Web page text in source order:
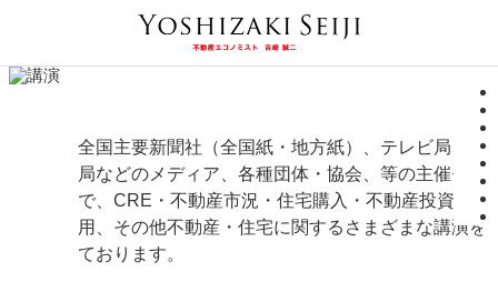
全国主要新聞社（全国紙・地方紙）、テレビ局、ラ
局などのメディア、各種団体・協会、等の主催セミ
で、CRE・不動産市況・住宅購入・不動産投資・土
用、その他不動産・住宅に関するさまざまな講演を
ております。